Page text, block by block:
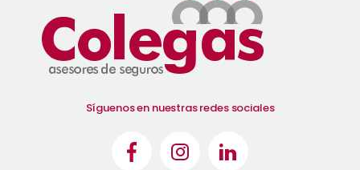
Síguenos en nuestras redes sociales